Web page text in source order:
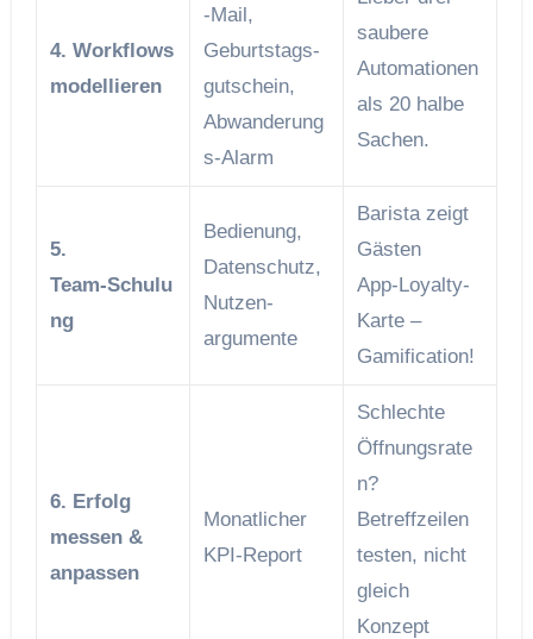
4. Workflows
modellieren
‑Mail,
Geburtstags­
gutschein,
Abwanderung
s‑Alarm
saubere
Automationen
als 20 halbe
Sachen.
5.
Team‑Schulu
ng
Bedienung,
Datenschutz,
Nutzen­
argumente
Barista zeigt
Gästen
App‑Loyalty‑
Karte –
Gamification!
6. Erfolg
messen &
anpassen
Monatlicher
KPI‑Report
Schlechte
Öffnungsrate
n?
Betreffzeilen
testen, nicht
gleich
Konzept